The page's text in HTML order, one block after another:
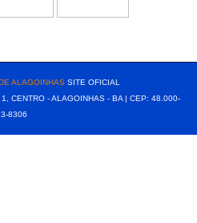
ALAGOINHASSITE OFICIAL
CENTRO - ALAGOINHAS - BA | CEP: 48.000-
8306⠀⠀⠀⠀⠀⠀⠀⠀⠀⠀